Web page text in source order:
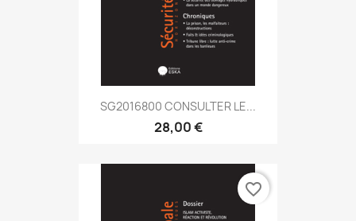
SG2016800 CONSULTER LE...
28,00 €
favorite_border